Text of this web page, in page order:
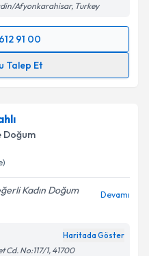
Afyonkarahisar, Turkey
91 00
Talep Et
ile bilgilendireceğiz.
kabul ediyorum.
Doğum
Kadın Doğum
Devamı
Haritada Göster
No:117/1, 41700